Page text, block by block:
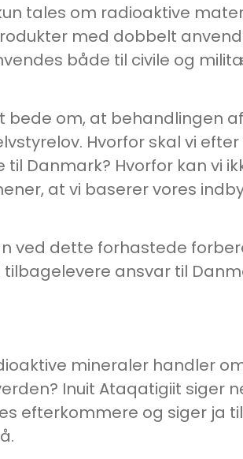
tales om radioaktive
med dobbelt
både til civile og
om, at behandlingen
Hvorfor skal vi
Danmark? Hvorfor kan vi
at vi baserer vores
ved dette forhastede
ansvar til
mineraler handler
Inuit Ataqatigiit siger
efterkommere og siger ja